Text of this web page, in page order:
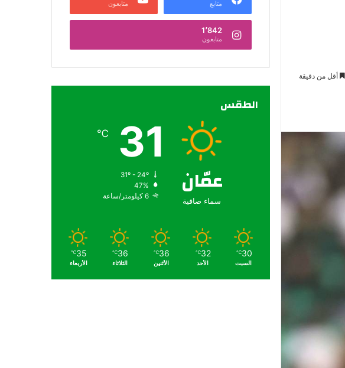
أقل من دقيقة
متابع متابعون
1٬842
متابعون
الطقس
عمّان
سماء صافية
31
℃
47%
6 كيلومتر/ساعة
30
℃
السبت
32
℃
الأحد
36
℃
الأثنين
36
℃
الثلاثاء
35
℃
الأربعاء